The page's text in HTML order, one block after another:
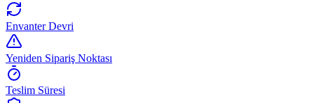
Envanter Devri
Yeniden Sipariş Noktası
Teslim Süresi